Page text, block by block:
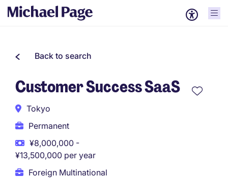
Back to search
Customer Success SaaS
Tokyo
Permanent
¥8,000,000 -
¥13,500,000 per year
Foreign Multinational